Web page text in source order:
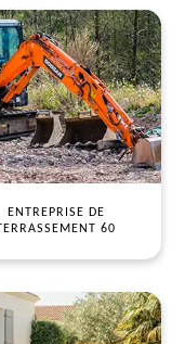
ENTREPRISE DE
60